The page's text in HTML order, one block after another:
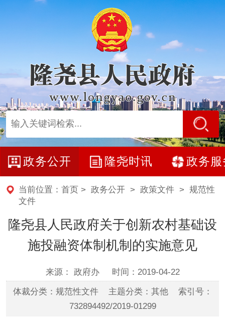
政务公开 隆尧时讯 政务服
当前位置： 首页 > 政务公开> 政策文件> 规范性
文件
隆尧县人民政府关于创新农村基础设
施投融资体制机制的实施意见
来源： 政府办 时间：2019-04-22
体裁分类：规范性文件 主题分类：其他 索引号：
732894492/2019-01299